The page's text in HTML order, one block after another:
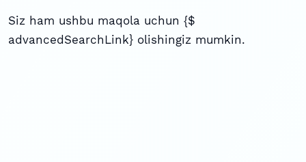
Siz ham ushbu maqola uchun {$
advancedSearchLink} olishingiz mumkin.